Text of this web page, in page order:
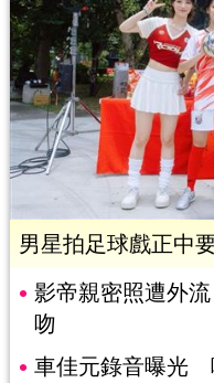
男星拍足球戲正中
影帝親密照遭外
吻
車佳元錄音曝光